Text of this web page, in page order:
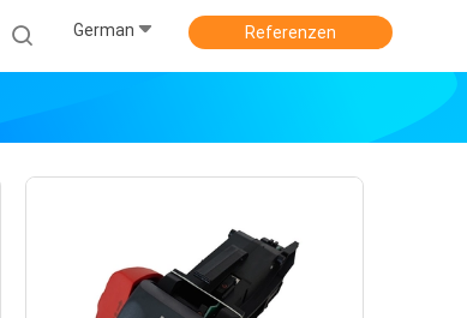
German Referenzen